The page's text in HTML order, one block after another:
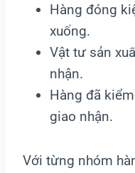
Hàng đóng
xuống.
Vật tư sản
nhận.
Hàng đã
giao nhận.
Với từng nhóm